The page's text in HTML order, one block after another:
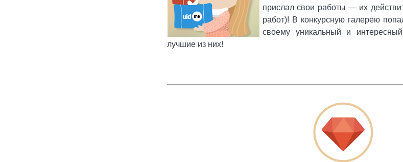
прислал свои работы — их
работ)! В конкурсную галерею
своему уникальный и
лучшие из них!